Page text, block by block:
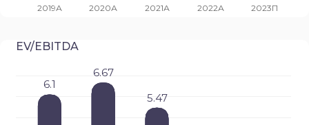
EV/EBITDA